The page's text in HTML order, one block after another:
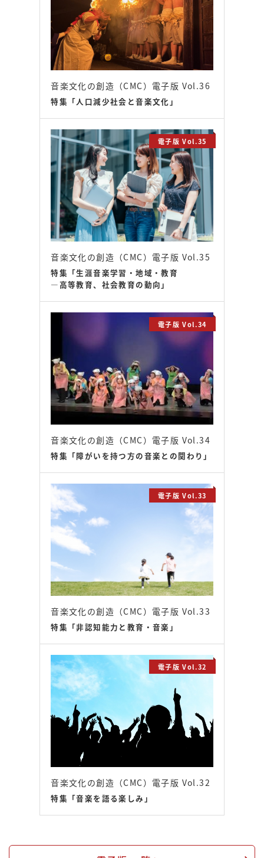
音楽文化の創造（CMC）電子版 Vol.36
特集「人口減少社会と音楽文化」
電子版 Vol.35
音楽文化の創造（CMC）電子版 Vol.35
特集「生涯音楽学習・地域・教育
―高等教育、社会教育の動向」
電子版 Vol.34
音楽文化の創造（CMC）電子版 Vol.34
特集「障がいを持つ方の音楽との関わり」
電子版 Vol.33
音楽文化の創造（CMC）電子版 Vol.33
特集「非認知能力と教育・音楽」
電子版 Vol.32
音楽文化の創造（CMC）電子版 Vol.32
特集「音楽を語る楽しみ」